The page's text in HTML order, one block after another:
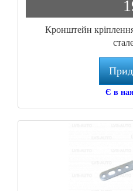
Кронштейн
Є в